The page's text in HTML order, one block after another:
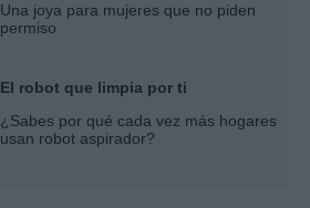
Una joya para mujeres que no piden
permiso
El robot que limpia por ti
¿Sabes por qué cada vez más hogares
usan robot aspirador?